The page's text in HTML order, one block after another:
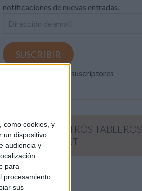
como cookies, y
un dispositivo
audiencia y
para
procesamiento
sus
notificaciones de nuevas entradas.
Dirección
email
SUSCRIBIR
Únete a otros 371K suscriptores
SIGUE NUESTROS TABLEROS
EN PINTEREST